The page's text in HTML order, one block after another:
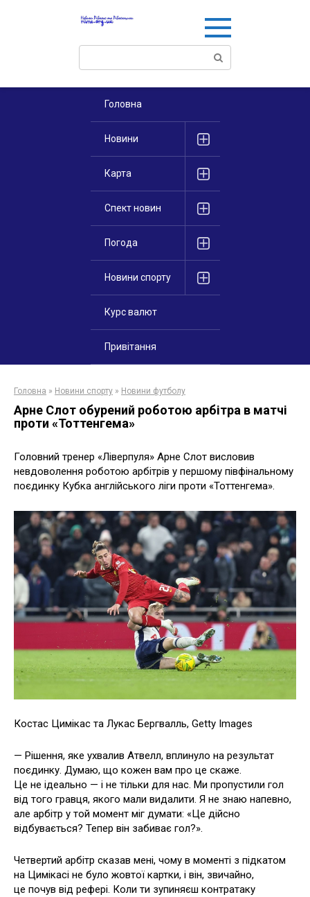
Поиск:
Головна
Новини
Карта
Спект новин
Погода
Новини спорту
Курс валют
Привітання
Головна » Новини спорту » Новини футболу
Арне Слот обурений роботою арбітра в матчі
проти «Тоттенгема»
Головний тренер «Ліверпуля» Арне Слот висловив
невдоволення роботою арбітрів у першому півфінальному
поєдинку Кубка англійського ліги проти «Тоттенгема».
Костас Цимікас та Лукас Бергвалль, Getty Images
— Рішення, яке ухвалив Атвелл, вплинуло на результат
поєдинку. Думаю, що кожен вам про це скаже.
Це не ідеально — і не тільки для нас. Ми пропустили гол
від того гравця, якого мали видалити. Я не знаю напевно,
але арбітр у той момент міг думати: «Це дійсно
відбувається? Тепер він забиває гол?».
Четвертий арбітр сказав мені, чому в моменті з підкатом
на Цимікасі не було жовтої картки, і він, звичайно,
це почув від рефері. Коли ти зупиняєш контратаку